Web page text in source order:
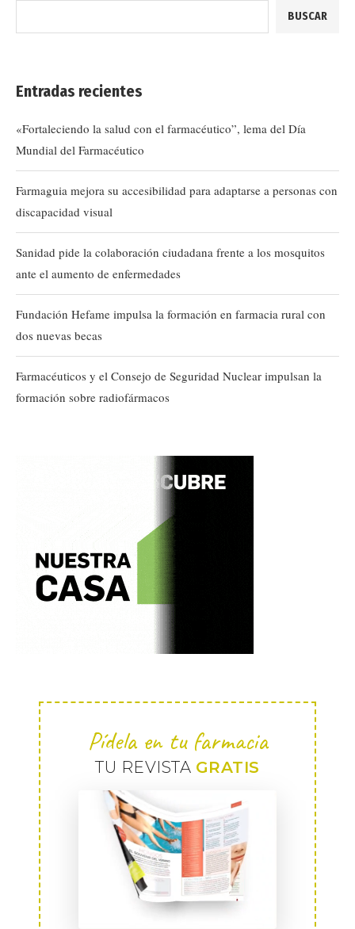
BUSCAR
Entradas recientes
«Fortaleciendo la salud con el farmacéutico”, lema del Día
Mundial del Farmacéutico
Farmaguia mejora su accesibilidad para adaptarse a personas con
discapacidad visual
Sanidad pide la colaboración ciudadana frente a los mosquitos
ante el aumento de enfermedades
Fundación Hefame impulsa la formación en farmacia rural con
dos nuevas becas
Farmacéuticos y el Consejo de Seguridad Nuclear impulsan la
formación sobre radiofármacos
Pídela en tu farmacia
TU REVISTA GRATIS